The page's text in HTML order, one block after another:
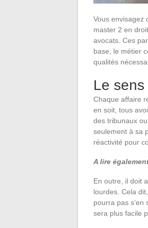
Vous envisagez
master 2 en
avocats. Ces
base, le métier
qualités
Le sens
Chaque affaire
en soit, tous
des tribunaux
seulement à sa
réactivité pour
A lire
En outre, il doit
lourdes. Cela
pourra pas
sera plus facile